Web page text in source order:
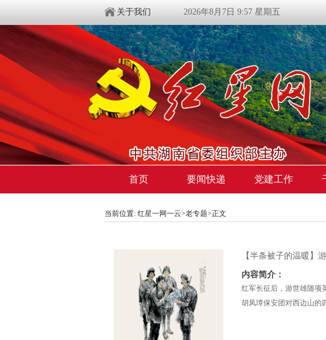
关于我们 2026年8月7日 9:57 星期五
首页 要闻快递 党建工作
当前位置: 红星一网一云>老专题>正文
【半条被子的温暖】
内容简介：
红军长征后，游世雄随项
胡凤璋保安团对西边山的